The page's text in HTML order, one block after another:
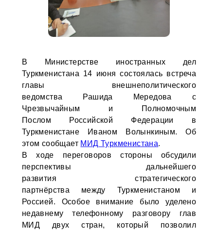
В Министерстве иностранных дел
Туркменистана 14 июня состоялась встреча
главы внешнеполитического
ведомства Рашида Мередова с
Чрезвычайным и Полномочным
Послом Российской Федерации в
Туркменистане Иваном Волынкиным. Об
этом сообщает МИД Туркменистана.
В ходе переговоров стороны обсудили
перспективы дальнейшего
развития стратегического
партнёрства между Туркменистаном и
Россией. Особое внимание было уделено
недавнему телефонному разговору глав
МИД двух стран, который позволил